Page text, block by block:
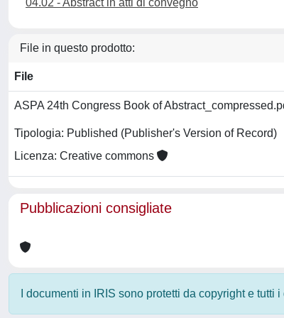
04.02 - Abstract in atti di convegno
File in questo prodotto:
File
ASPA 24th Congress Book of
Tipologia: Published (Publisher's Version of Record)
Licenza: Creative commons
Pubblicazioni consigliate
I documenti in IRIS sono protetti da copyright e